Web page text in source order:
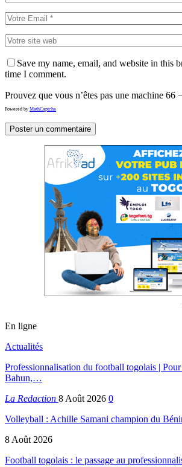
Save my name, email, and website in this
time I comment.
Prouvez que vous n’êtes pas une machine 66
Powered by MathCaptcha
En ligne
Actualités
Professionnalisation du football togolais |
Bahun,…
La Redaction 8 Août 2026 0
Volleyball : Achille Samani champion du
8 Août 2026
Football togolais : le passage au